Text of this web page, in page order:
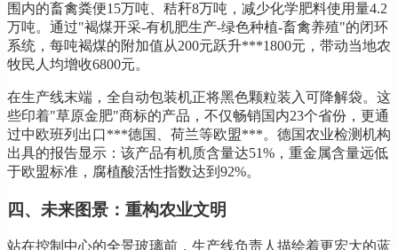
围内的畜禽粪便15万吨、秸秆8万吨，减少化学肥料使用量4.2
万吨。通过"褐煤开采-有机肥生产-绿色种植-畜禽养殖"的闭环
系统，每吨褐煤的附加值从200元跃升***1800元，带动当地农
牧民人均增收6800元。
在生产线末端，全自动包装机正将黑色颗粒装入可降解袋。这
些印着"草原金肥"商标的产品，不仅畅销国内23个省份，更通
过中欧班列出口***德国、荷兰等欧盟***。德国农业检测机构
出具的报告显示：该产品有机质含量达51%，重金属含量远低
于欧盟标准，腐植酸活性指数达到92%。
四、未来图景：重构农业文明
站在控制中心的全景玻璃前，生产线负责人描绘着更宏大的蓝